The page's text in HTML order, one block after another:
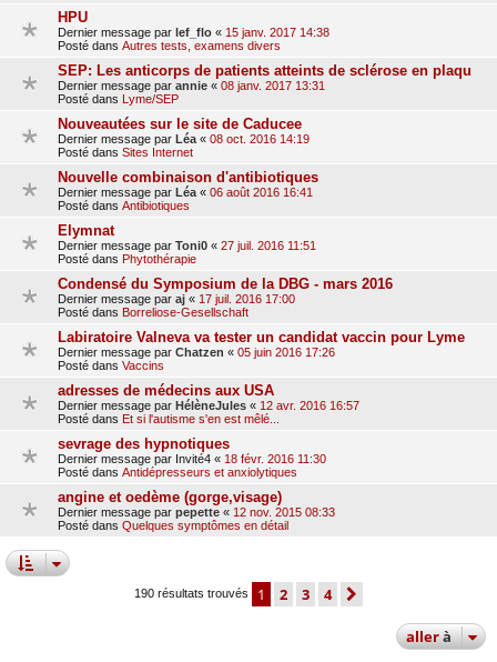
HPU
Dernier message par lef_flo « 15 janv. 2017 14:38
Posté dans Autres tests, examens divers
SEP: Les anticorps de patients atteints de sclérose en plaqu
Dernier message par annie « 08 janv. 2017 13:31
Posté dans Lyme/SEP
Nouveautées sur le site de Caducee
Dernier message par Léa « 08 oct. 2016 14:19
Posté dans Sites Internet
Nouvelle combinaison d'antibiotiques
Dernier message par Léa « 06 août 2016 16:41
Posté dans Antibiotiques
Elymnat
Dernier message par Toni0 « 27 juil. 2016 11:51
Posté dans Phytothérapie
Condensé du Symposium de la DBG - mars 2016
Dernier message par aj « 17 juil. 2016 17:00
Posté dans Borreliose-Gesellschaft
Labiratoire Valneva va tester un candidat vaccin pour Lyme
Dernier message par Chatzen « 05 juin 2016 17:26
Posté dans Vaccins
adresses de médecins aux USA
Dernier message par HélèneJules « 12 avr. 2016 16:57
Posté dans Et si l'autisme s'en est mêlé...
sevrage des hypnotiques
Dernier message par Invité4 « 18 févr. 2016 11:30
Posté dans Antidépresseurs et anxiolytiques
angine et oedème (gorge,visage)
Dernier message par pepette « 12 nov. 2015 08:33
Posté dans Quelques symptômes en détail
190 résultats trouvés 1 2 3 4
allerà